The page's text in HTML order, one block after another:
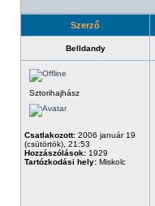
Szerző
Belldandy
Sztorihajhász
Csatlakozott: 2006 január 19
(csütörtök), 21:53
Hozzászólások: 1929
Tartózkodási hely: Miskolc